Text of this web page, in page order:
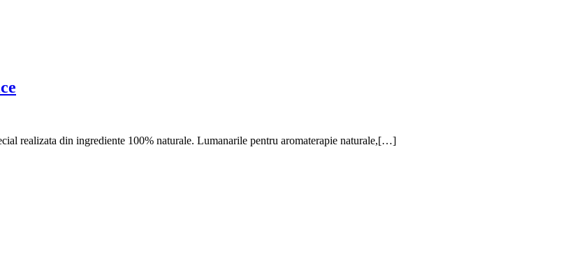
realizata din ingrediente 100% naturale. Lumanarile pentru aromaterapie naturale,[…]